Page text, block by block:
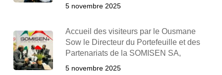
5 novembre 2025
Accueil des visiteurs par le Ousmane
Sow le Directeur du Portefeuille et des
Partenariats de la SOMISEN SA,
5 novembre 2025